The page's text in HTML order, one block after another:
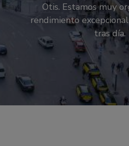
Otis. Estamos muy
rendimiento
tras día.